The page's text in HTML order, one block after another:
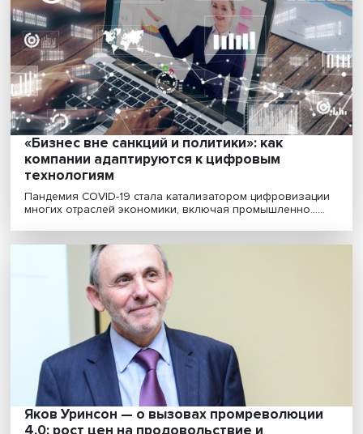
Лев Сокольщик: соперничество США с
Россией и Китаем становится основой
нынешнего мирового порядка
Россия остается для США геополитическим и
идеологическим соперником, в американской элите
сложилс......